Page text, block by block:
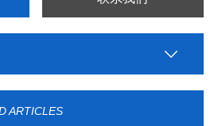
ARTICLES